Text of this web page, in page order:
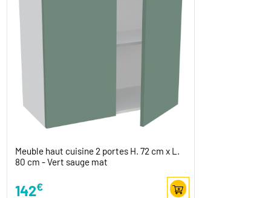
Meuble haut cuisine 2 portes H. 72 cm x L.
80 cm - Vert sauge mat
142€